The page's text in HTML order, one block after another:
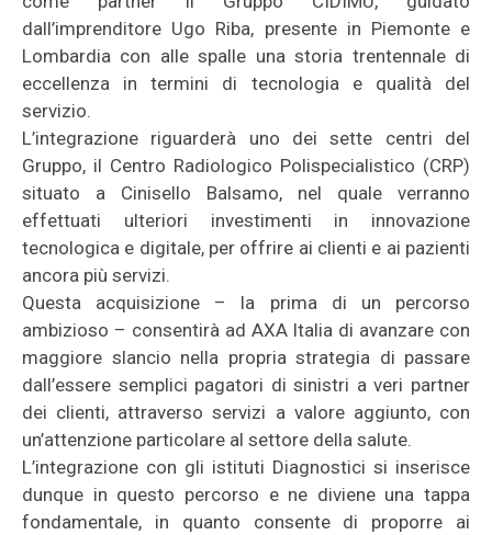
dall’imprenditore Ugo Riba, presente in Piemonte e
Lombardia con alle spalle una storia trentennale di
eccellenza in termini di tecnologia e qualità del
servizio.
L’integrazione riguarderà uno dei sette centri del
Gruppo, il Centro Radiologico Polispecialistico (CRP)
situato a Cinisello Balsamo, nel quale verranno
effettuati ulteriori investimenti in innovazione
tecnologica e digitale, per offrire ai clienti e ai pazienti
ancora più servizi.
Questa acquisizione – la prima di un percorso
ambizioso – consentirà ad AXA Italia di avanzare con
maggiore slancio nella propria strategia di passare
dall’essere semplici pagatori di sinistri a veri partner
dei clienti, attraverso servizi a valore aggiunto, con
un’attenzione particolare al settore della salute.
L’integrazione con gli istituti Diagnostici si inserisce
dunque in questo percorso e ne diviene una tappa
fondamentale, in quanto consente di proporre ai